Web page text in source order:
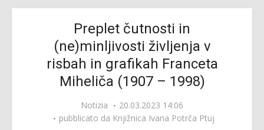
Preplet čutnosti in
(ne)minljivosti življenja v
risbah in grafikah Franceta
Miheliča (1907 – 1998)
Notizia
20.03.2023 14:06
pubblicato da Knjižnica Ivana Potrča Ptuj